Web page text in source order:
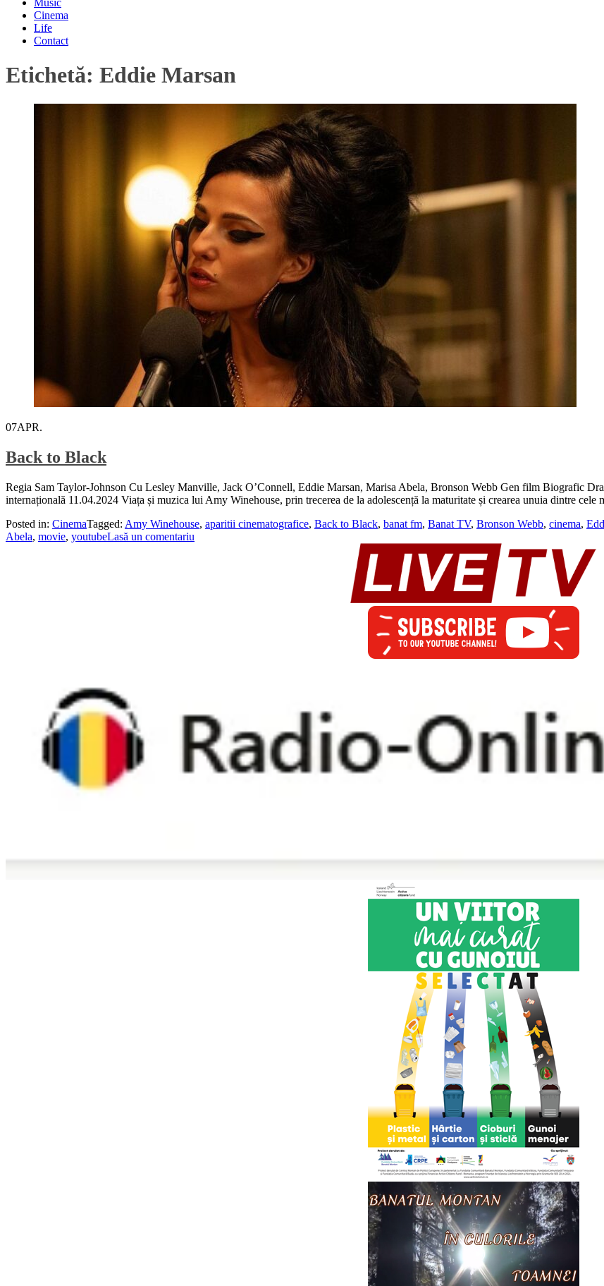
Music
Cinema
Life
Contact
Etichetă: Eddie Marsan
07APR.
Back to Black
Regia Sam Taylor-Johnson Cu Lesley Manville, Jack O’Connell, Eddie Marsan, Marisa Abela, Bronson Webb Gen film Biografic
internațională 11.04.2024 Viața și muzica lui Amy Winehouse, prin trecerea de la adolescență la maturitate și crearea unuia dintre
Posted in: CinemaTagged: Amy Winehouse, aparitii cinematografice, Back to Black, banat fm, Banat TV, Bronson Webb, cinema,
Abela, movie, youtubeLasă un comentariu